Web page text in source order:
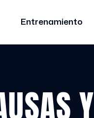
Entrenamiento
Y